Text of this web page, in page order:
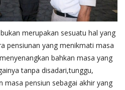
merupakan sesuatu hal yang
pensiunan yang menikmati masa
bahkan masa yang
tanpa disadari,tunggu,
masa pensiun sebagai akhir yang